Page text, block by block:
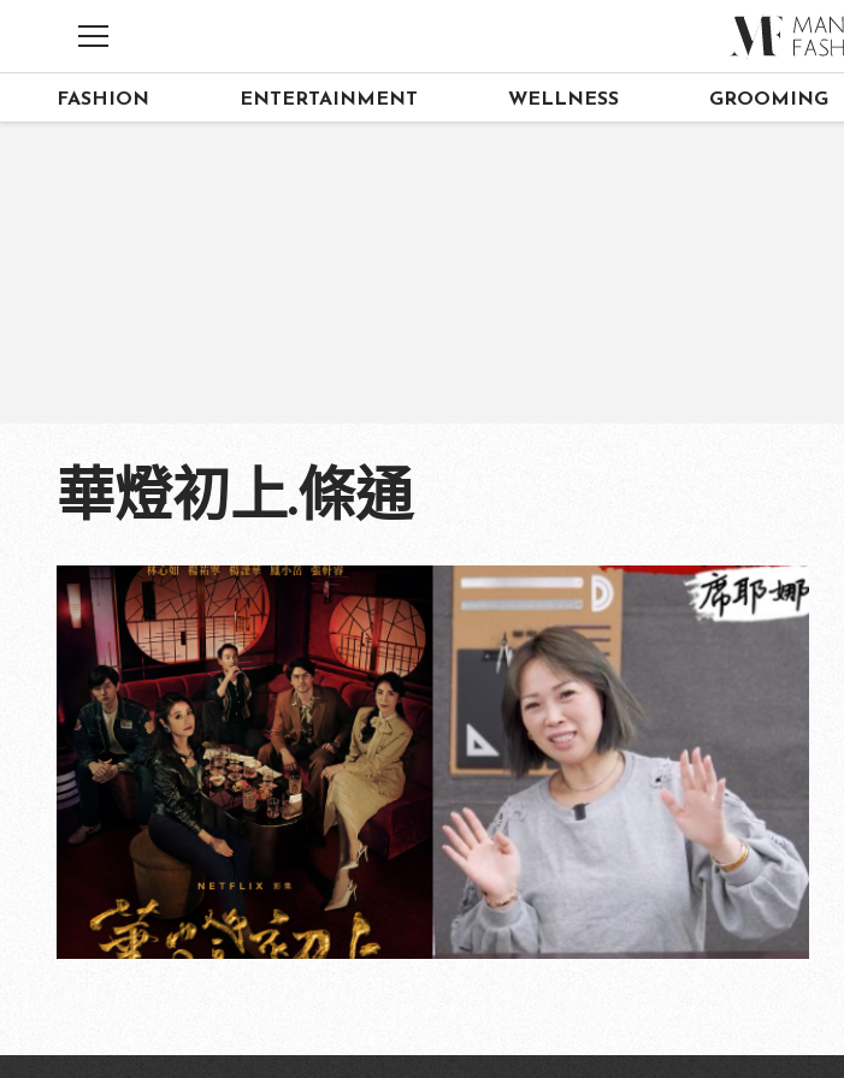
FASHION ENTERTAINMENT WELLNESS GROOMING
華燈初上.條通